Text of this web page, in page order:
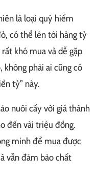
là loại quý hiếm
có thể lên tới hàng tỷ
khó mua và dễ gặp
không phải ai cũng có
tỷ” này.
nuôi cấy với giá thành
đến vài triệu đồng.
minh để mua được
vẫn đảm bảo chất